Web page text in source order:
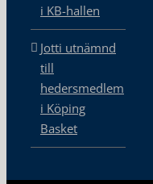
i KB-hallen
Jotti utnämnd
till
hedersmedlem
i Köping
Basket